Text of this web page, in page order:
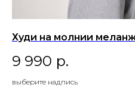
Худи на молнии
9 990 р.
выберите надпись